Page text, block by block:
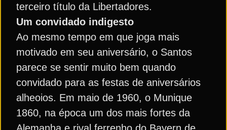
terceiro título da Libertadores.
Um convidado indigesto
Ao mesmo tempo em que joga mais
motivado em seu aniversário, o Santos
parece se sentir muito bem quando
convidado para as festas de aniversários
alheoios. Em maio de 1960, o Munique
1860, na época um dos mais fortes da